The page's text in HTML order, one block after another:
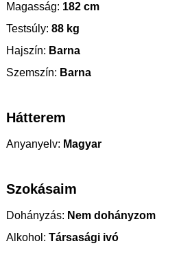
Magasság: 182 cm
Testsúly: 88 kg
Hajszín: Barna
Szemszín: Barna
Hátterem
Anyanyelv: Magyar
Szokásaim
Dohányzás: Nem dohányzom
Alkohol: Társasági ivó